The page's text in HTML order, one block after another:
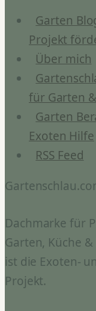
Garten
Projekt
Über mich
für Garten
Garten
Exoten Hilfe
RSS Feed
Dachmarke für
Garten, Küche
ist die Exoten-
Projekt.